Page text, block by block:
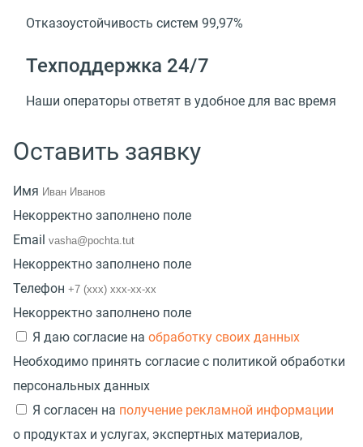
Отказоустойчивость систем 99,97%
Техподдержка 24/7
Наши операторы ответят в удобное для вас время
Оставить заявку
Имя
Некорректно заполнено поле
Email
Некорректно заполнено поле
Телефон
Некорректно заполнено поле
Я даю согласие на обработку своих данных
Необходимо принять согласие с политикой обработки
персональных данных
Я согласен на получение рекламной информации
о продуктах и услугах, экспертных материалов,